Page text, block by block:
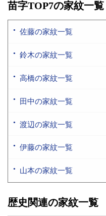
苗字TOP7の家紋一覧
佐藤の家紋一覧
鈴木の家紋一覧
高橋の家紋一覧
田中の家紋一覧
渡辺の家紋一覧
伊藤の家紋一覧
山本の家紋一覧
歴史関連の家紋一覧